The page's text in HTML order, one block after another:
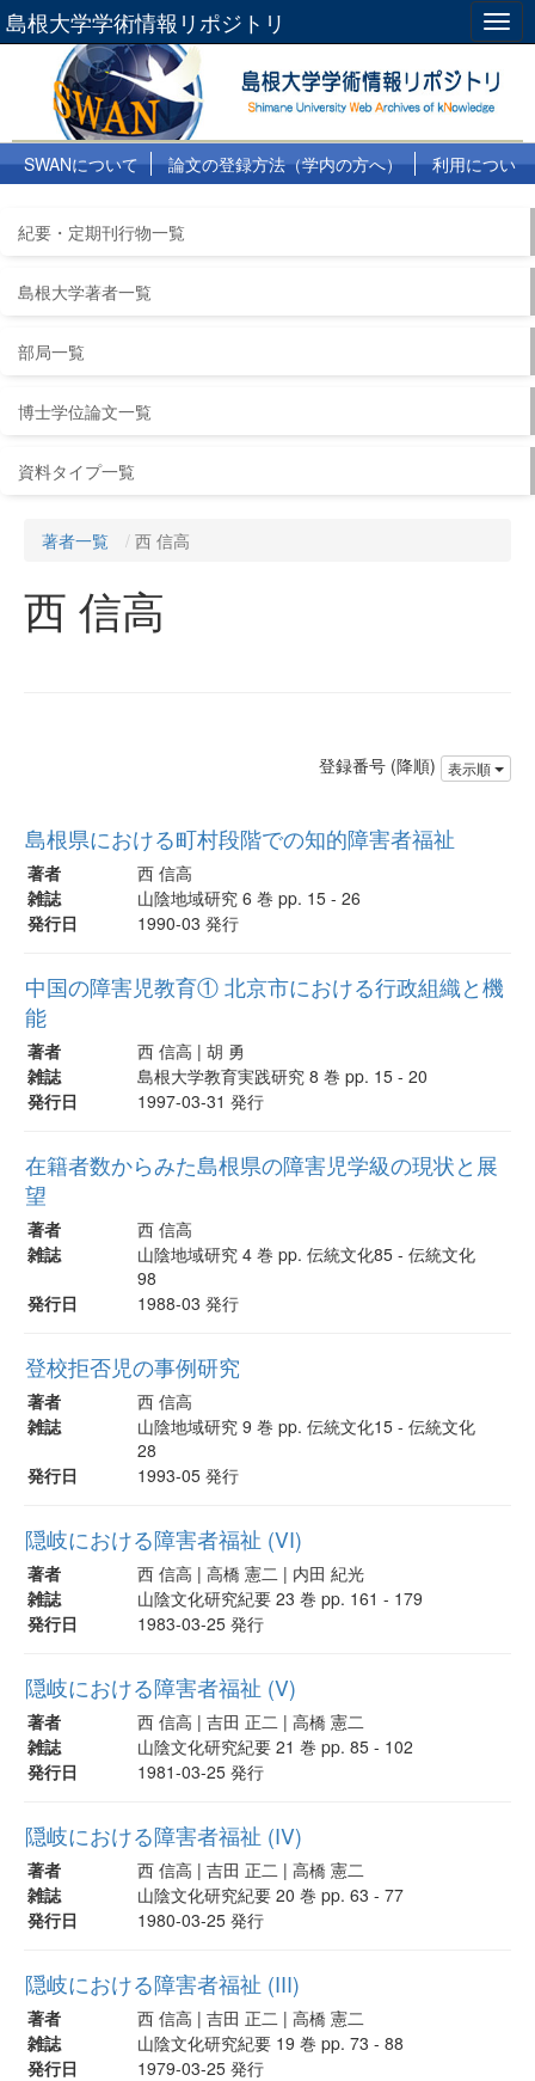
島根大学学術情報リポジトリ
SWANについて 論文の登録方法（学内の方へ）
利用につい
紀要・定期刊行物一覧
島根大学著者一覧
部局一覧
博士学位論文一覧
資料タイプ一覧
著者一覧 西 信高
西 信高
登録番号 (降順) 表示順
島根県における町村段階での知的障害者福祉
著者
西 信高
雑誌
山陰地域研究 6 巻 pp. 15 - 26
発行日
1990-03 発行
中国の障害児教育① 北京市における行政組織と機
能
著者
西 信高 | 胡 勇
雑誌
島根大学教育実践研究 8 巻 pp. 15 - 20
発行日
1997-03-31 発行
在籍者数からみた島根県の障害児学級の現状と展
望
著者
西 信高
雑誌
山陰地域研究 4 巻 pp. 伝統文化85 - 伝統文化
98
発行日
1988-03 発行
登校拒否児の事例研究
著者
西 信高
雑誌
山陰地域研究 9 巻 pp. 伝統文化15 - 伝統文化
28
発行日
1993-05 発行
隠岐における障害者福祉 (VI)
著者
西 信高 | 高橋 憲二 | 内田 紀光
雑誌
山陰文化研究紀要 23 巻 pp. 161 - 179
発行日
1983-03-25 発行
隠岐における障害者福祉 (V)
著者
西 信高 | 吉田 正二 | 高橋 憲二
雑誌
山陰文化研究紀要 21 巻 pp. 85 - 102
発行日
1981-03-25 発行
隠岐における障害者福祉 (IV)
著者
西 信高 | 吉田 正二 | 高橋 憲二
雑誌
山陰文化研究紀要 20 巻 pp. 63 - 77
発行日
1980-03-25 発行
隠岐における障害者福祉 (III)
著者
西 信高 | 吉田 正二 | 高橋 憲二
雑誌
山陰文化研究紀要 19 巻 pp. 73 - 88
発行日
1979-03-25 発行